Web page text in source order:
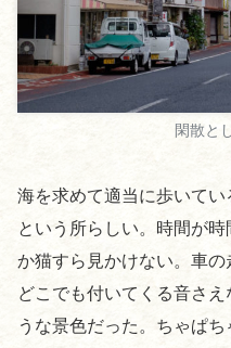
閑散と
海を求めて適当に歩いて
という所らしい。時間が
か猫すら見かけない。車
どこでも付いてくる音さ
うな景色だった。ちゃぱち